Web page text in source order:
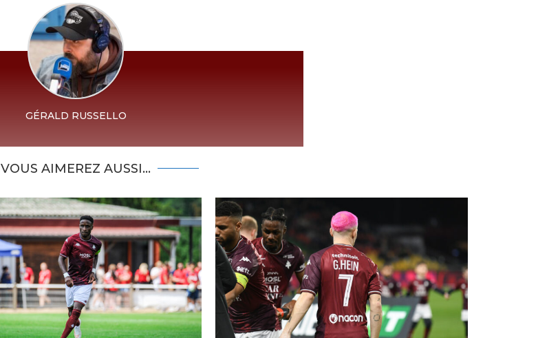
GÉRALD RUSSELLO
VOUS AIMEREZ AUSSI...